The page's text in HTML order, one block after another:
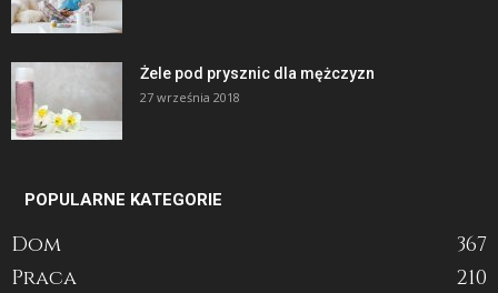
Żele pod prysznic dla mężczyzn
27 września 2018
POPULARNE KATEGORIE
Dom
367
Praca
210